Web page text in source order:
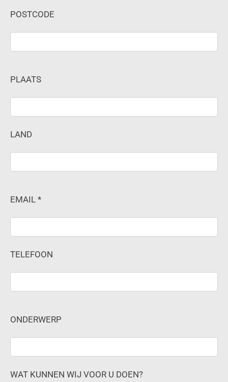
POSTCODE
PLAATS
LAND
EMAIL *
TELEFOON
ONDERWERP
WAT KUNNEN WIJ VOOR U DOEN?